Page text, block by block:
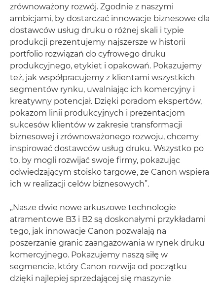
zrównoważony rozwój. Zgodnie z naszymi
ambicjami, by dostarczać innowacje biznesowe dla
dostawców usług druku o różnej skali i typie
produkcji prezentujemy najszersze w historii
portfolio rozwiązań do cyfrowego druku
produkcyjnego, etykiet i opakowań. Pokazujemy
też, jak współpracujemy z klientami wszystkich
segmentów rynku, uwalniając ich komercyjny i
kreatywny potencjał. Dzięki poradom ekspertów,
pokazom linii produkcyjnych i prezentacjom
sukcesów klientów w zakresie transformacji
biznesowej i zrównoważonego rozwoju, chcemy
inspirować dostawców usług druku. Wszystko po
to, by mogli rozwijać swoje firmy, pokazując
odwiedzającym stoisko targowe, że Canon wspiera
ich w realizacji celów biznesowych”.
„Nasze dwie nowe arkuszowe technologie
atramentowe B3 i B2 są doskonałymi przykładami
tego, jak innowacje Canon pozwalają na
poszerzanie granic zaangażowania w rynek druku
komercyjnego. Pokazujemy naszą siłę w
segmencie, który Canon rozwija od początku
dzięki najlepiej sprzedającej się maszynie